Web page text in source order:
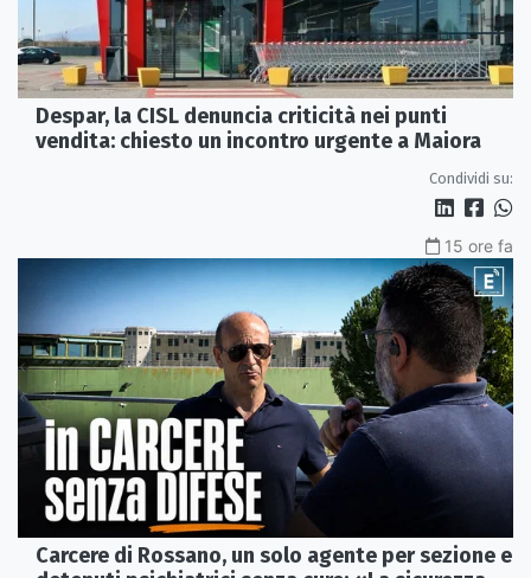
Despar, la CISL denuncia criticità nei punti
vendita: chiesto un incontro urgente a Maiora
Condividi su:
15 ore fa
Carcere di Rossano, un solo agente per sezione e